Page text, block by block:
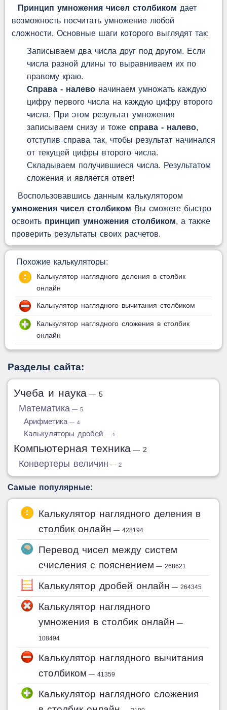
Принцип умножения чисел столбиком дает
возможность посчитать умножение любой
сложности. Основные шаги которого выглядят так:
Записываем два числа друг под другом. Если
числа разной длины то выравниваем их по
правому краю.
Справа - налевоначинаем умножать каждую
цифру первого числа на каждую цифру второго
числа. При этом результат умножения
записываем снизу и тоже справа - налево,
отступив справа так, чтобы результат начинался
от текущей цифры второго числа.
Складываем получившиеся числа. Результатом
сложения и является ответ!
Воспользовавшись данным калькулятором
умножения чисел столбиком Вы сможете быстро
освоить принцип умножения столбиком, а также
проверить результаты своих расчетов.
Похожие калькуляторы:
Калькулятор наглядного деления в столбик
онлайн
Калькулятор наглядного вычитания столбиком
Калькулятор наглядного сложения в столбик
онлайн
Разделы сайта:
Учеба и наука — 5
Математика — 5
Арифметика — 4
Калькуляторы дробей — 1
Компьютерная техника — 2
Конвертеры величин — 2
Самые популярные:
Калькулятор наглядного деления в
столбик онлайн — 428194
Перевод чисел между систем
счисления с пояснением — 268621
Калькулятор дробей онлайн — 264345
Калькулятор наглядного
умножения в столбик онлайн —
108494
Калькулятор наглядного вычитания
столбиком — 41359
Калькулятор наглядного сложения